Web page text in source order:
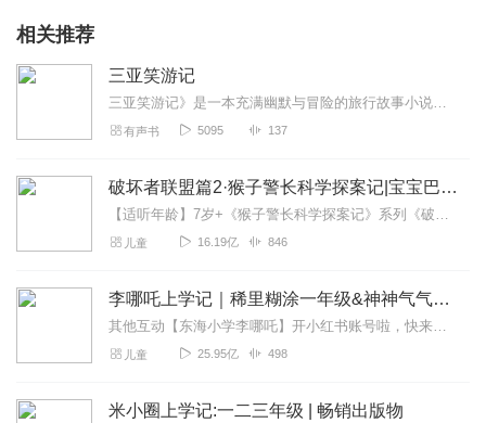
相关推荐
三亚笑游记
三亚笑游记》是一本充满幽默与冒险的旅行故事小说，作者以轻松诙谐的笔调，讲述了一系列在三亚发生的趣事。这本小说不仅是一本旅行指南，更是一本能够带给读者欢笑和启发的...
有声书 5095 137
破坏者联盟篇2·猴子警长科学探案记|宝宝巴士故事
【适听年龄】7岁+《猴子警长科学探案记》系列《破坏者联盟篇1·猴子警长科学探案记》>>>《破坏者联盟篇2·猴子警长科学探案记》>>>《破坏者联盟篇3·猴子警长科...
儿童 16.19亿 846
李哪吒上学记｜稀里糊涂一年级&神神气气二年级
其他互动【东海小学李哪吒】开小红书账号啦，快来关注和李哪吒成为好朋友！有机会免费领儿童会员、官方周边！【点击加入】东海小学广播站圈子，更多互动！李哪吒全新冒险番...
儿童 25.95亿 498
米小圈上学记:一二三年级 | 畅销出版物